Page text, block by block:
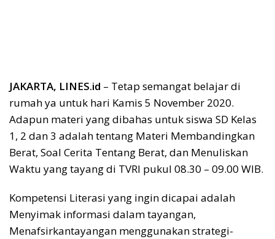
JAKARTA, LINES.id – Tetap semangat belajar di
rumah ya untuk hari Kamis 5 November 2020.
Adapun materi yang dibahas untuk siswa SD Kelas
1, 2 dan 3 adalah tentang Materi Membandingkan
Berat, Soal Cerita Tentang Berat, dan Menuliskan
Waktu yang tayang di TVRI pukul 08.30 – 09.00 WIB.
Kompetensi Literasi yang ingin dicapai adalah
Menyimak informasi dalam tayangan,
Menafsirkantayangan menggunakan strategi-